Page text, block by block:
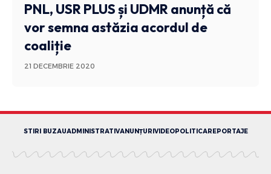
PNL, USR PLUS și UDMR anunță că
vor semna astăzia acordul de
coaliție
21 DECEMBRIE 2020
STIRI BUZAUADMINISTRATIVANUNȚURI VIDEOPOLITICAREPORTAJE